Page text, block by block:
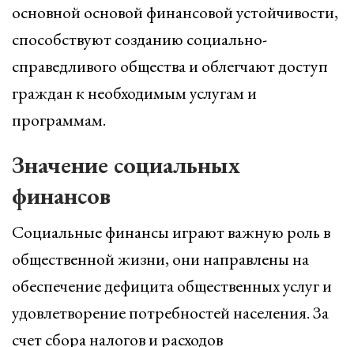
основной основой финансовой устойчивости,
способствуют созданию социально-
справедливого общества и облегчают доступ
граждан к необходимым услугам и
программам.
Значение социальных
финансов
Социальные финансы играют важную роль в
общественной жизни, они направлены на
обеспечение дефицита общественных услуг и
удовлетворение потребностей населения. За
счет сбора налогов и расходов